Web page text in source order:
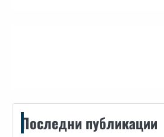
Последни публикации